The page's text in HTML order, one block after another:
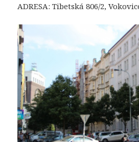
ADRESA: Tibetská 806/2,